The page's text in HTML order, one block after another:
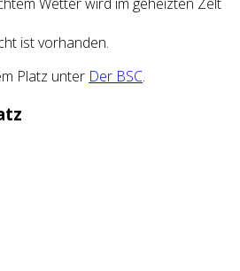
ist vorhanden.
Platz unter Der BSC.